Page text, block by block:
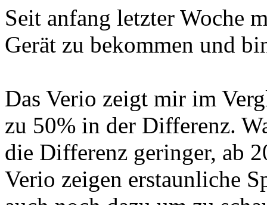
Seit anfang letzter Woche
Gerät zu bekommen und
Das Verio zeigt mir im
zu 50% in der Differenz.
die Differenz geringer, ab
Verio zeigen erstaunliche